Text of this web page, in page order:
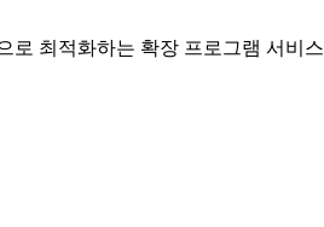
최적화하는 확장 프로그램 서비스